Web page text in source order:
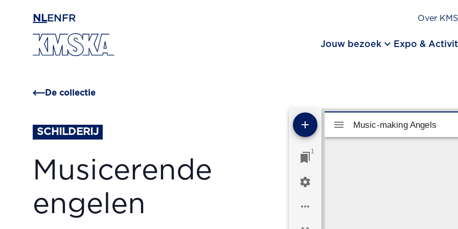
NLEN FR Over
Jouw bezoek keyboard_arrow_down Expo &
De collectie
SCHILDERIJ
Musicerende
engelen
1
Mirador viewer
Music-making Angels
Music-making Angels